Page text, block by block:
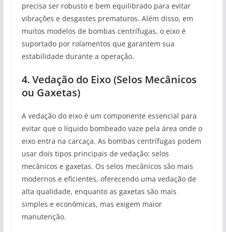
precisa ser robusto e bem equilibrado para evitar
vibrações e desgastes prematuros. Além disso, em
muitos modelos de bombas centrífugas, o eixo é
suportado por rolamentos que garantem sua
estabilidade durante a operação.
4. Vedação do Eixo (Selos Mecânicos
ou Gaxetas)
A vedação do eixo é um componente essencial para
evitar que o líquido bombeado vaze pela área onde o
eixo entra na carcaça. As bombas centrífugas podem
usar dois tipos principais de vedação: selos
mecânicos e gaxetas. Os selos mecânicos são mais
modernos e eficientes, oferecendo uma vedação de
alta qualidade, enquanto as gaxetas são mais
simples e econômicas, mas exigem maior
manutenção.